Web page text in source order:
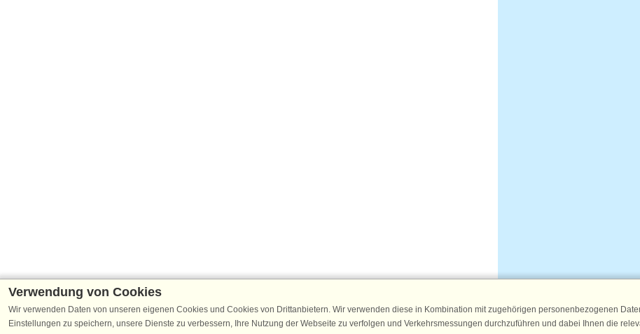
Verwendung von Cookies
Wir verwenden Daten von unseren eigenen Cookies und Cookies von Drittanbietern. Wir verwenden diese in Kombination mit zugehörigen personenbezogenen
Einstellungen zu speichern, unsere Dienste zu verbessern, Ihre Nutzung der Webseite zu verfolgen und Verkehrsmessungen durchzuführen und dabei Ihnen die